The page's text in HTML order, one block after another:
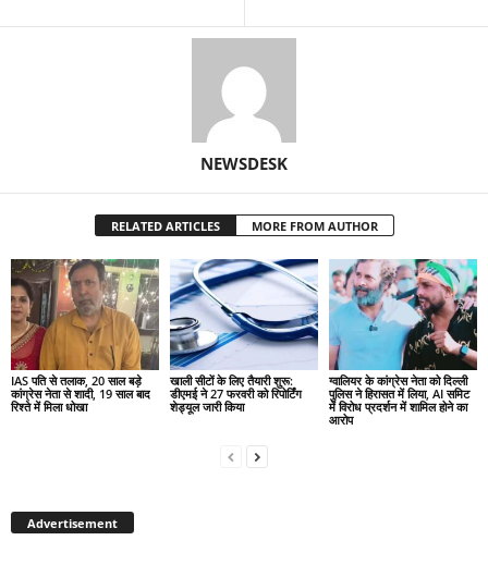
NEWSDESK
RELATED ARTICLES MORE FROM AUTHOR
IAS पति से तलाक, 20 साल बड़े
कांग्रेस नेता से शादी, 19 साल बाद
रिश्ते में मिला धोखा
खाली सीटों के लिए तैयारी शुरू:
डीएमई ने 27 फरवरी को रिपोर्टिंग
शेड्यूल जारी किया
ग्वालियर के कांग्रेस नेता को दिल्ली
पुलिस ने हिरासत में लिया, AI समिट
में विरोध प्रदर्शन में शामिल होने का
आरोप
Advertisement